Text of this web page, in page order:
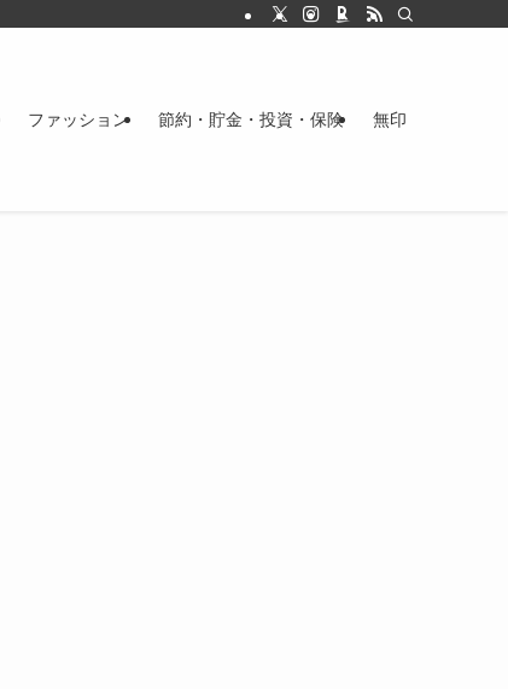
ファッション 節約・貯金・投資・保険 無印